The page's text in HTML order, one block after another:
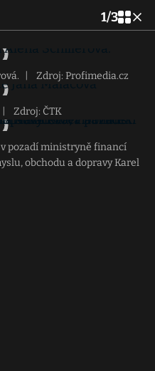
1/3
Zdroj: Profimedia.cz
Zdroj: ČTK
pozadí ministryně financí
obchodu a dopravy Karel